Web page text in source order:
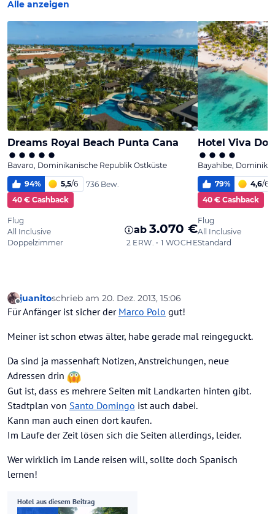
Offline
juanitoschrieb am 20. Dez. 2013, 15:06
zuletzt editiert von
Für Anfänger ist sicher der Marco Polo gut!
Meiner ist schon etwas älter, habe gerade mal reingeguckt.
Da sind ja massenhaft Notizen, Anstreichungen, neue
Adressen drin
Gut ist, dass es mehrere Seiten mit Landkarten hinten gibt.
Stadtplan von Santo Domingo ist auch dabei.
Kann man auch einen dort kaufen.
Im Laufe der Zeit lösen sich die Seiten allerdings, leider.
Wer wirklich im Lande reisen will, sollte doch Spanisch
lernen!
Hotel aus diesem Beitrag